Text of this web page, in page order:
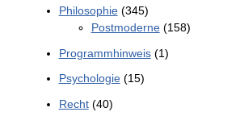
Philosophie(345)
Postmoderne(158)
Programmhinweis(1)
Psychologie(15)
Recht(40)